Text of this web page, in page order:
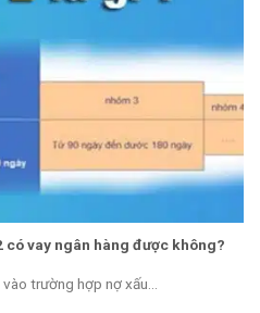
có vay ngân hàng được không?
trường hợp nợ xấu...